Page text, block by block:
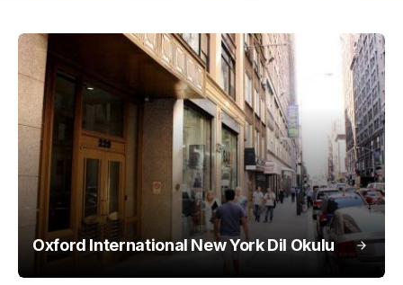
Oxford International New York Dil Okulu